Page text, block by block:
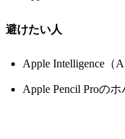
避けたい人
Apple Intelligence（
Apple Pencil Proの